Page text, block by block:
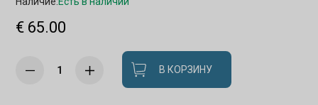
€ 65.00
В КОРЗИНУ